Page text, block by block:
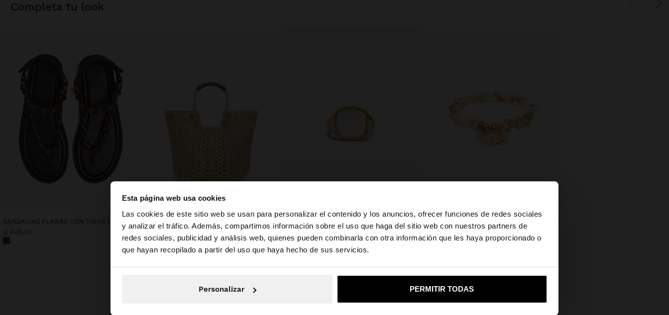
Esta página web usa cookies
Las cookies de este sitio web se usan para personalizar el contenido y los anuncios, ofrecer funciones de redes sociales
y analizar el tráfico. Además, compartimos información sobre el uso que haga del sitio web con nuestros partners de
redes sociales, publicidad y análisis web, quienes pueden combinarla con otra información que les haya proporcionado o
que hayan recopilado a partir del uso que haya hecho de sus servicios.
Personalizar PERMITIR TODAS
hola ×
Estás accediendo a la web de Guatemala. ¿Quieres ir a la web de United States?
No, continuar en la web de Guatemala Sí, llévame a United States
completa tu look
Q 449,00